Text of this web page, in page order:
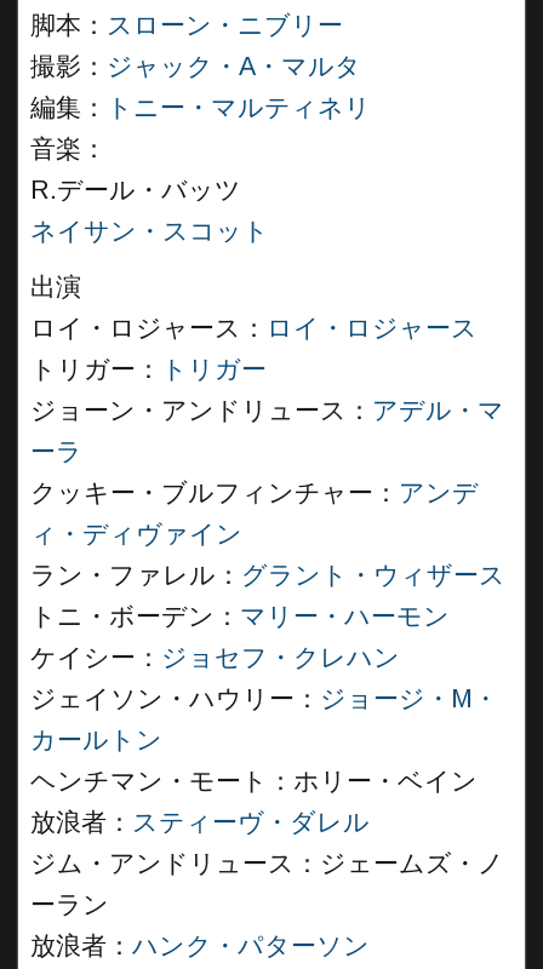
脚本： スローン・ニブリー
撮影： ジャック・A・マルタ
編集：
トニー・マルティネリ
音楽：
R.デール・バッツ
ネイサン・スコット
出演
ロイ・ロジャース： ロイ・ロジャース
トリガー：
トリガー
ジョーン・アンドリュース： アデル・マ
ーラ
クッキー・ブルフィンチャー： アンデ
ィ・ディヴァイン
ラン・ファレル： グラント・ウィザース
トニ・ボーデン： マリー・ハーモン
ケイシー： ジョセフ・クレハン
ジェイソン・ハウリー： ジョージ・M・
カールトン
ヘンチマン・モート：ホリー・ベイン
放浪者： スティーヴ・ダレル
ジム・アンドリュース：ジェームズ・ノ
ーラン
放浪者： ハンク・パターソン